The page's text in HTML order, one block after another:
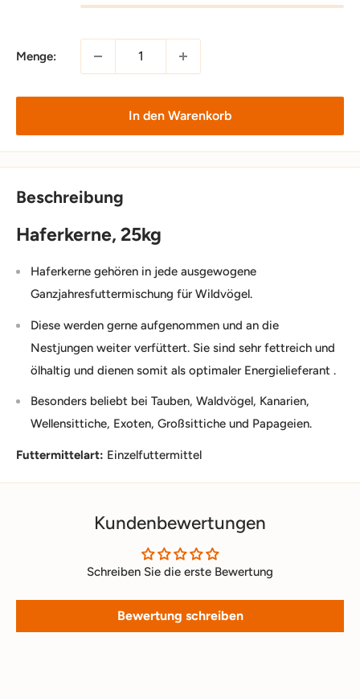
Menge:
In den Warenkorb
Beschreibung
Haferkerne, 25kg
Haferkerne gehören in jede ausgewogene
Ganzjahresfuttermischung für Wildvögel.
Diese werden gerne aufgenommen und an die
Nestjungen weiter verfüttert. Sie sind sehr fettreich und
ölhaltig und dienen somit als optimaler Energielieferant .
Besonders beliebt bei Tauben, Waldvögel, Kanarien,
Wellensittiche, Exoten, Großsittiche und Papageien.
Futtermittelart: Einzelfuttermittel
Kundenbewertungen
Schreiben Sie die erste Bewertung
Bewertung schreiben